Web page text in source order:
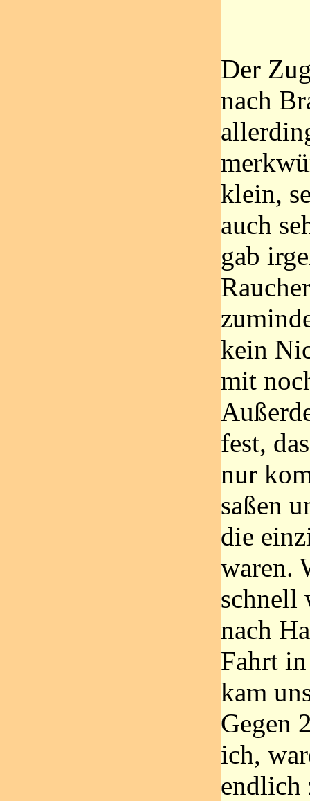
Der
nach
klein,
auch
gab
kein
mit
fest,
nur
saßen
die
waren.
schnell
nach
Fahrt
kam
Gegen
ich,
endlich